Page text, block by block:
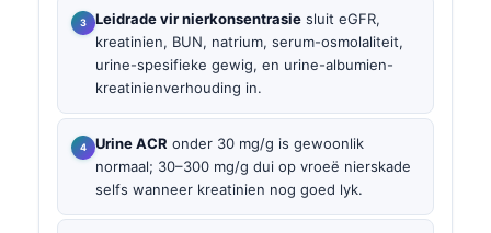
Leidrade vir nierkonsentrasie sluit eGFR,
kreatinien, BUN, natrium, serum-osmolaliteit,
urine-spesifieke gewig, en urine-albumien-
kreatinienverhouding in.
Urine ACR onder 30 mg/g is gewoonlik
normaal; 30–300 mg/g dui op vroeë nierskade
selfs wanneer kreatinien nog goed lyk.